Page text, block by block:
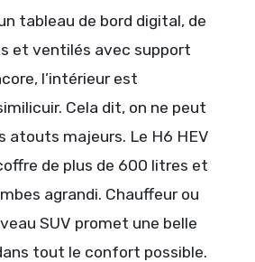
tableau de bord digital, de
et ventilés avec support
l’intérieur est
Cela dit, on ne peut
atouts majeurs. Le H6 HEV
de plus de 600 litres et
agrandi. Chauffeur ou
SUV promet une belle
tout le confort possible.